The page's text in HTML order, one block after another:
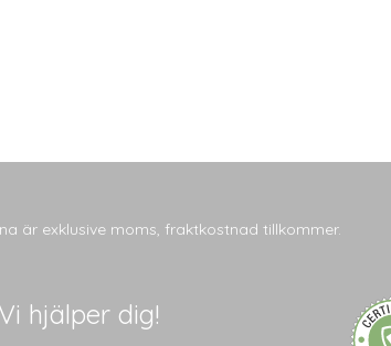
är exklusive moms, fraktkostnad tillkommer.
Vi hjälper dig!